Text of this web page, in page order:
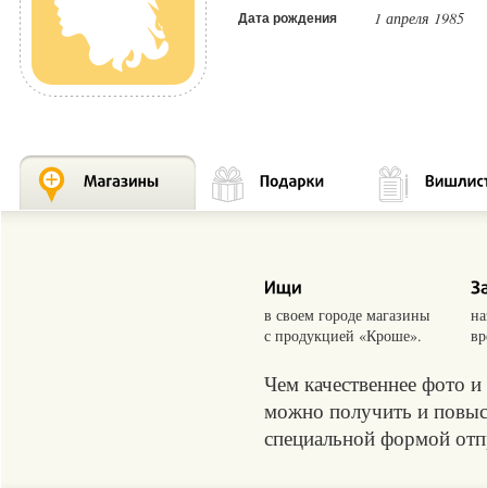
Дата рождения 1 апреля 1985
в своем городе магазины
с продукцией «Кроше».
Чем качественнее фото
можно получить и
специальной формой